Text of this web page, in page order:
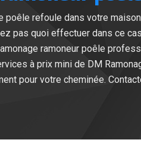
poêle refoule dans votre
pas quoi effectuer dans ce
ramoneur poêle
à prix mini de DM
pour votre cheminée.